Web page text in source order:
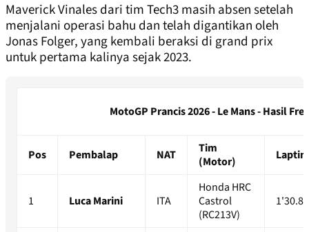
Maverick Vinales dari tim Tech3 masih absen setelah
menjalani operasi bahu dan telah digantikan oleh
Jonas Folger, yang kembali beraksi di grand prix
untuk pertama kalinya sejak 2023.
MotoGP Prancis 2026 - Le Mans - Hasil
Pos Pembalap NAT
Tim
(Motor)
1 Luca Marini ITA
Honda HRC
Castrol
(RC213V)